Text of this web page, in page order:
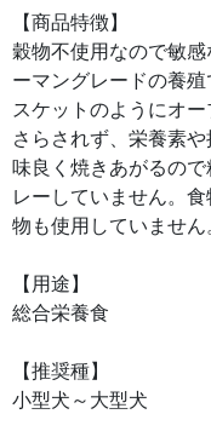
【商品特徴】
穀物不使用なので敏
ーマングレードの養
スケットのようにオ
さらされず、栄養素
味良く焼きあがるの
レーしていません。
物も使用していません
【用途】
総合栄養食
【推奨種】
小型犬～大型犬